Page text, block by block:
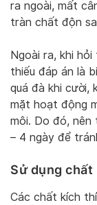
ra ngoài, mất
tràn chất độn
Ngoài ra, khi
thiếu đáp án là
quá đà khi cười,
mặt hoạt động
môi. Do đó, nên
– 4 ngày để
Sử dụng
Các chất kích